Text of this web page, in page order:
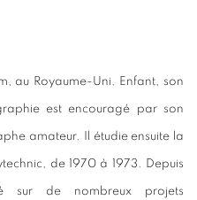
au Royaume-Uni. Enfant, son
est encouragé par son
amateur. Il étudie ensuite la
de 1970 à 1973. Depuis
sur de nombreux projets